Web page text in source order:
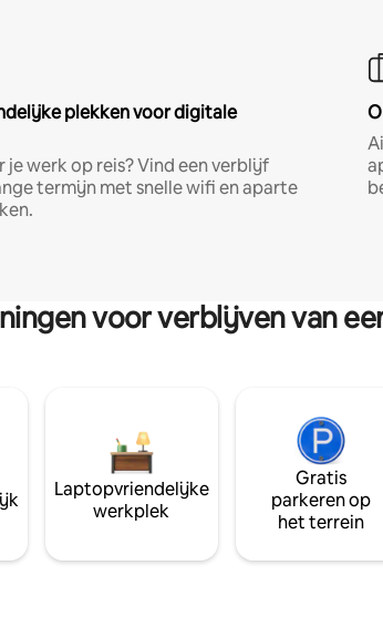
plekken voor digitale
je werk op reis? Vind een verblijf
termijn met snelle wifi en aparte
voor verblijven van
Laptopvriendelijke
werkplek
Gratis
parkeren op
het terrein